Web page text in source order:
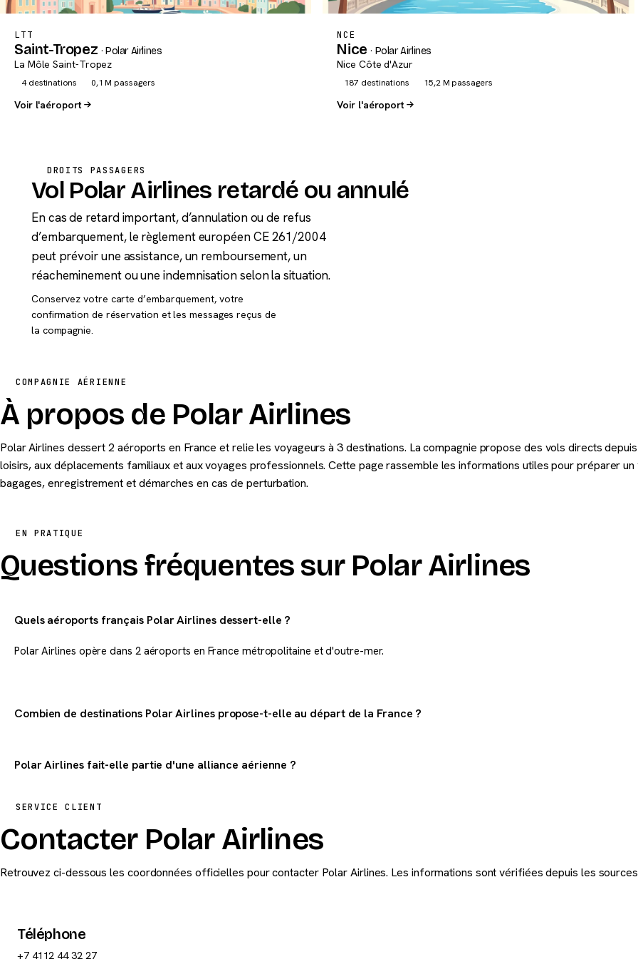
LTT
Saint-Tropez · Polar Airlines
La Môle Saint-Tropez
4 destinations 0,1 M passagers
Voir l'aéroport
NCE
Nice· Polar Airlines
Nice Côte d'Azur
187 destinations 15,2 M passagers
Voir l'aéroport
DROITS PASSAGERS
Vol Polar Airlines retardé ou annulé
En cas de retard important, d’annulation ou de refus
d’embarquement, le règlement européen CE 261/2004
peut prévoir une assistance, un remboursement, un
réacheminement ou une indemnisation selon la situation.
Conservez votre carte d’embarquement, votre
confirmation de réservation et les messages reçus de
la compagnie.
COMPAGNIE AÉRIENNE
À propos de Polar Airlines
Polar Airlines dessert 2 aéroports en France et relie les voyageurs à 3 destinations. La compagnie propose des vols directs
loisirs, aux déplacements familiaux et aux voyages professionnels. Cette page rassemble les informations utiles pour préparer
bagages, enregistrement et démarches en cas de perturbation.
EN PRATIQUE
Questions fréquentes sur Polar Airlines
Quels aéroports français Polar Airlines dessert-elle ?
Polar Airlines opère dans 2 aéroports en France métropolitaine et d'outre-mer.
Combien de destinations Polar Airlines propose-t-elle au départ de la France ?
Polar Airlines fait-elle partie d'une alliance aérienne ?
SERVICE CLIENT
Contacter Polar Airlines
Retrouvez ci-dessous les coordonnées officielles pour contacter Polar Airlines. Les informations sont vérifiées depuis les
Téléphone
+7 4112 44 32 27